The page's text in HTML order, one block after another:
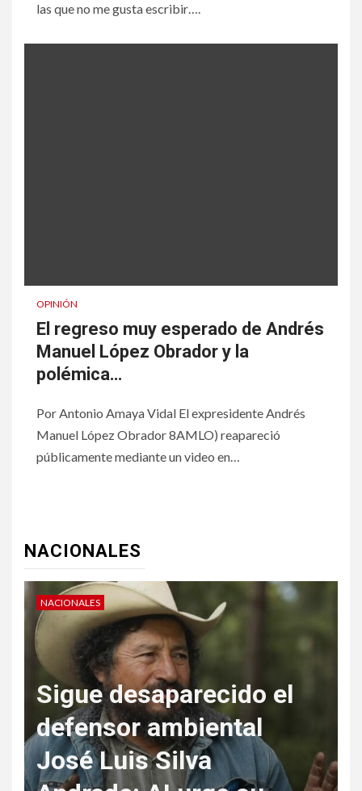
las que no me gusta escribir….
OPINIÓN
El regreso muy esperado de Andrés
Manuel López Obrador y la
polémica…
Por Antonio Amaya Vidal El expresidente Andrés
Manuel López Obrador 8AMLO) reapareció
públicamente mediante un video en…
NACIONALES
NACIONALES
Sigue desaparecido el
defensor ambiental
José Luis Silva